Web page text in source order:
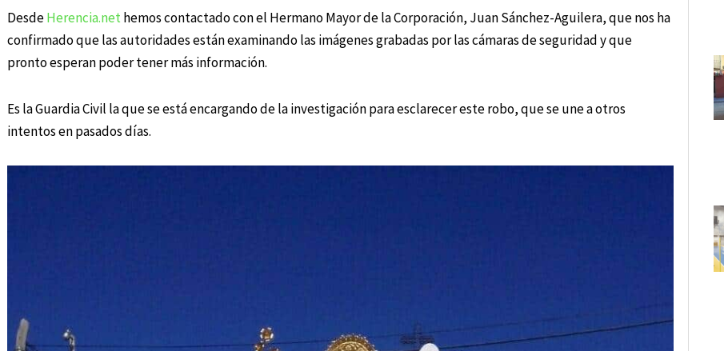
DesdeHerencia.nethemos contactado con el Hermano Mayor de la Corporación, Juan Sánchez-Aguilera, que nos ha
confirmado que las autoridades están examinando las imágenes grabadas por las cámaras de seguridad y que
pronto esperan poder tener más información.
Es la Guardia Civil la que se está encargando de la investigación para esclarecer este robo, que se une a otros
intentos en pasados días.